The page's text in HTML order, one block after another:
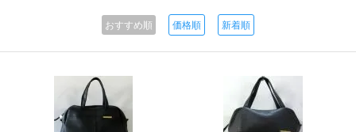
おすすめ順 価格順 新着順